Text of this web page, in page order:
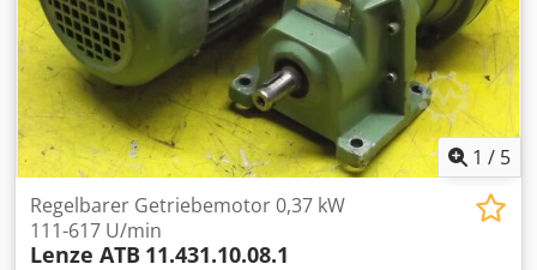
1 / 5
Regelbarer Getriebemotor 0,37 kW
111-617 U/min
Lenze ATB 11.431.10.08.1